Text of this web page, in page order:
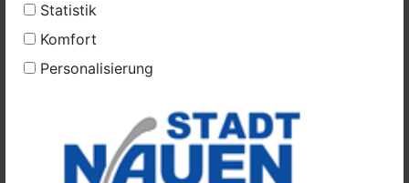
Statistik
Komfort
Personalisierung
das Sommerfest an der Arco-Schule, das für den 16.
Juli geplant ist, wo sie dann wieder gemeinsam
hingehen wollen.“, zählt die Erzieherin auf. Und Frau
Freunden immer eine Aufmerksamkeit mit und
überlegen sich, wie sie ihnen eine Freude bereiten
können.“ Für die Kinder sei die Begegnung jedes Mal
ein schönes und wichtiges Ereignis, da die Mieter im